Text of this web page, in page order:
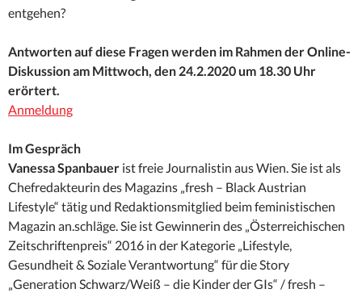
entgehen?
Antworten auf diese Fragen werden im Rahmen der Online-
Diskussion am Mittwoch, den 24.2.2020 um 18.30 Uhr
erörtert.
Anmeldung
Im Gespräch
Vanessa Spanbauer ist freie Journalistin aus Wien. Sie ist als
Chefredakteurin des Magazins „fresh – Black Austrian
Lifestyle“ tätig und Redaktionsmitglied beim feministischen
Magazin an.schläge. Sie ist Gewinnerin des „Österreichischen
Zeitschriftenpreis“ 2016 in der Kategorie „Lifestyle,
Gesundheit & Soziale Verantwortung“ für die Story
„Generation Schwarz/Weiß – die Kinder der GIs“ / fresh –